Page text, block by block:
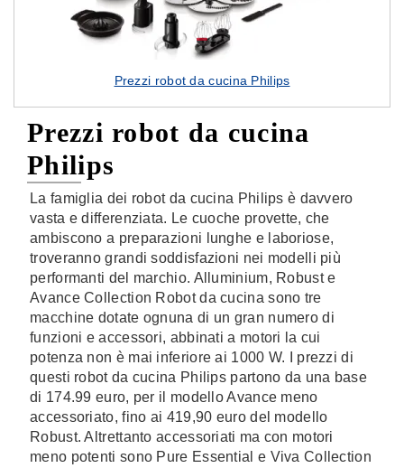
Prezzi robot da cucina Philips
Prezzi robot da cucina
Philips
La famiglia dei robot da cucina Philips è davvero
vasta e differenziata. Le cuoche provette, che
ambiscono a preparazioni lunghe e laboriose,
troveranno grandi soddisfazioni nei modelli più
performanti del marchio. Alluminium, Robust e
Avance Collection Robot da cucina sono tre
macchine dotate ognuna di un gran numero di
funzioni e accessori, abbinati a motori la cui
potenza non è mai inferiore ai 1000 W. I prezzi di
questi robot da cucina Philips partono da una base
di 174.99 euro, per il modello Avance meno
accessoriato, fino ai 419,90 euro del modello
Robust. Altrettanto accessoriati ma con motori
meno potenti sono Pure Essential e Viva Collection